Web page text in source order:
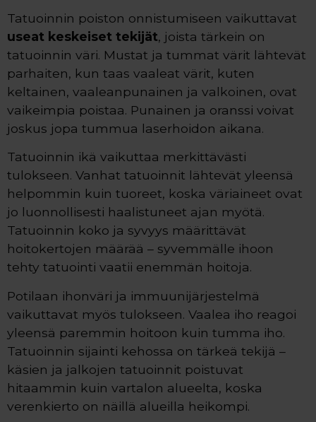
Tatuoinnin poiston onnistumiseen vaikuttavat
useat keskeiset tekijät, joista tärkein on
tatuoinnin väri. Mustat ja tummat värit lähtevät
parhaiten, kun taas vaaleat värit, kuten
keltainen, vaaleanpunainen ja valkoinen, ovat
vaikeimpia poistaa. Punainen ja oranssi voivat
joskus jopa tummua laserhoidon aikana.
Tatuoinnin ikä vaikuttaa merkittävästi
tulokseen. Vanhat tatuoinnit lähtevät yleensä
helpommin kuin tuoreet, koska väriaineet ovat
jo luonnollisesti haalistuneet ajan myötä.
Tatuoinnin koko ja syvyys määrittävät
hoitokertojen määrää – syvemmälle ihoon
tehty tatuointi vaatii enemmän hoitoja.
Potilaan ihonväri ja immuunijärjestelmä
vaikuttavat myös tulokseen. Vaalea iho reagoi
yleensä paremmin hoitoon kuin tumma iho.
Tatuoinnin sijainti kehossa on tärkeä tekijä –
käsien ja jalkojen tatuoinnit poistuvat
hitaammin kuin vartalon alueelta, koska
verenkierto on näillä alueilla heikompi.